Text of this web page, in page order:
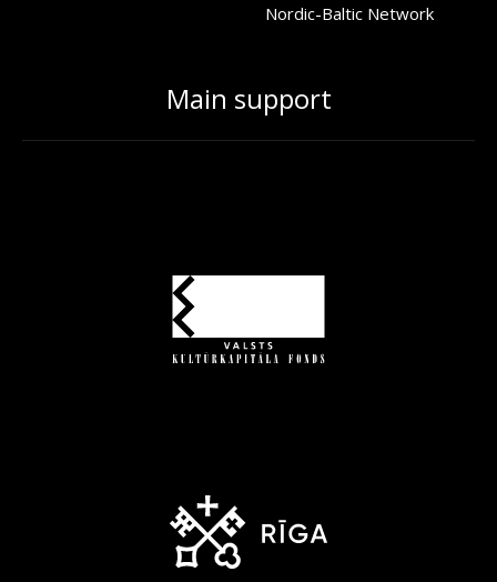
Nordic-Baltic Network
Main support